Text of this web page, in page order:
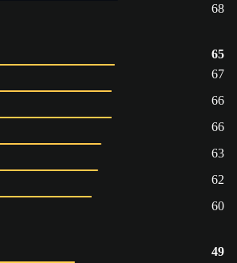
68
65
67
66
66
63
62
60
49